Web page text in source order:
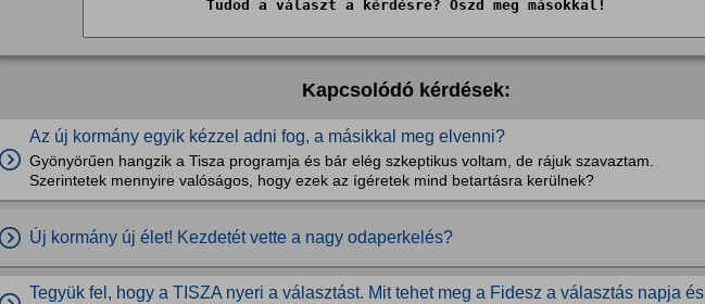
Kapcsolódó kérdések:
Az új kormány egyik kézzel adni fog, a másikkal meg elvenni?
Gyönyörűen hangzik a Tisza programja és bár elég szkeptikus voltam, de rájuk szavaztam.
Szerintetek mennyire valóságos, hogy ezek az ígéretek mind betartásra kerülnek?
Új kormány új élet! Kezdetét vette a nagy odaperkelés?
Tegyük fel, hogy a TISZA nyeri a választást. Mit tehet meg a Fidesz a választás napja és